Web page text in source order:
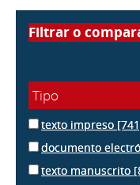
filtrar o
Tipo
texto impreso
documento
texto manuscrito